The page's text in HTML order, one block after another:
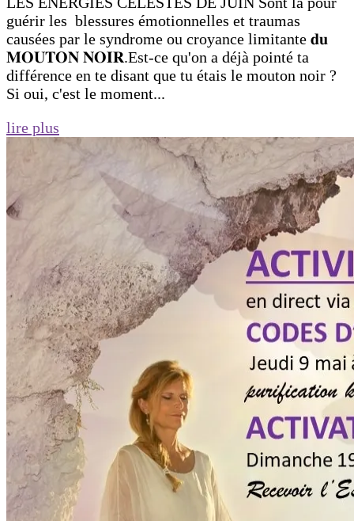
guérir les blessures émotionnelles et traumas
causées par le syndrome ou croyance limitante 𝐝𝐮
𝐌𝐎𝐔𝐓𝐎𝐍 𝐍𝐎𝐈𝐑.Est-ce qu'on a déjà pointé ta
différence en te disant que tu étais le mouton noir ?
Si oui, c'est le moment...
lire plus